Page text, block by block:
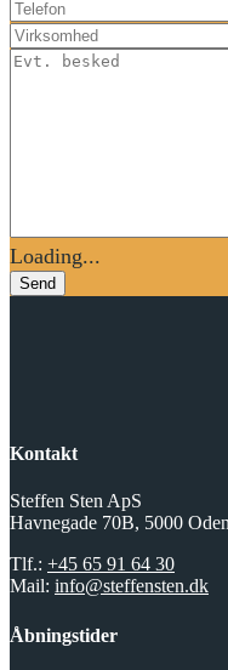
Loading...
Send
Kontakt
Steffen Sten ApS
Havnegade 70B, 5000
Tlf.: +45 65 91 64 30
Mail: info@steffensten.dk
Åbningstider